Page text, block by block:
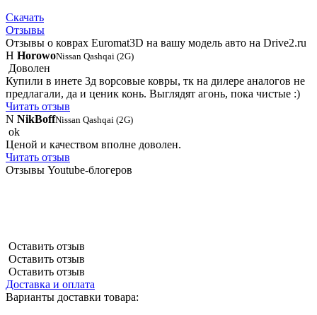
Скачать
Отзывы
Отзывы о коврах Euromat3D на вашу модель авто на Drive2.ru
H HorowoNissan Qashqai (2G)
Доволен
Купили в инете 3д ворсовые ковры, тк на дилере аналогов не
предлагали, да и ценик конь. Выглядят агонь, пока чистые :)
Читать отзыв
N NikBoffNissan Qashqai (2G)
ok
Ценой и качеством вполне доволен.
Читать отзыв
Отзывы Youtube-блогеров
Оставить отзыв
Оставить отзыв
Оставить отзыв
Доставка и оплата
Варианты доставки товара: